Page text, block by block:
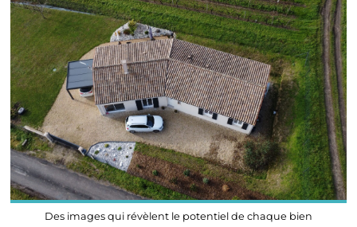
Des images qui révèlent le potentiel de chaque bien